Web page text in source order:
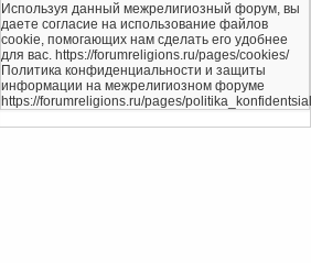
Используя данный межрелигиозный форум, вы
даете согласие на использование файлов
cookie, помогающих нам сделать его удобнее
для вас. https://forumreligions.ru/pages/cookies/
Политика конфиденциальности и защиты
информации на межрелигиозном форуме
https://forumreligions.ru/pages/